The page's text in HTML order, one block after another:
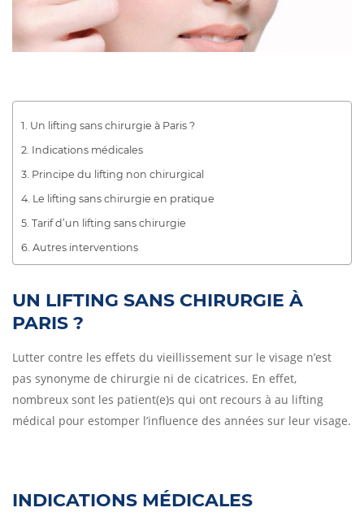
Un lifting sans chirurgie à Paris ?
Indications médicales
Principe du lifting non chirurgical
Le lifting sans chirurgie en pratique
Tarif d’un lifting sans chirurgie
Autres interventions
UN LIFTING SANS CHIRURGIE À
PARIS ?
Lutter contre les effets du vieillissement sur le visage n’est
pas synonyme de chirurgie ni de cicatrices. En effet,
nombreux sont les patient(e)s qui ont recours à au lifting
médical pour estomper l’influence des années sur leur visage.
INDICATIONS MÉDICALES